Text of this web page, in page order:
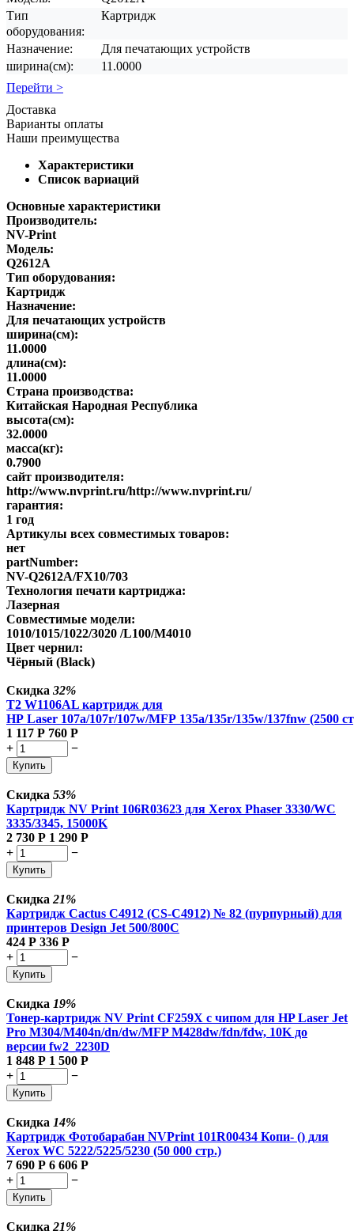
Тип
оборудования:
Картридж
Назначение:
Для печатающих устройств
ширина(см):
11.0000
Перейти >
Доставка
Варианты оплаты
Наши преимущества
Характеристики
Список вариаций
Основные характеристики
Производитель:
NV-Print
Модель:
Q2612A
Тип оборудования:
Картридж
Назначение:
Для печатающих устройств
ширина(см):
11.0000
длина(см):
11.0000
Страна производства:
Китайская Народная Республика
высота(см):
32.0000
масса(кг):
0.7900
сайт производителя:
http://www.nvprint.ru/http://www.nvprint.ru/
гарантия:
1 год
Артикулы всех совместимых товаров:
нет
partNumber:
NV-Q2612A/FX10/703
Технология печати картриджа:
Лазерная
Совместимые модели:
1010/1015/1022/3020 /L100/M4010
Цвет чернил:
Чёрный (Black)
Скидка 32%
T2 W1106AL картридж для
HP Laser 107a/107r/107w/MFP 135a/135r/135w/137fnw (2500
1 117 Р 760 Р
+
−
Купить
Скидка 53%
Картридж NV Print 106R03623 для Xerox Phaser 3330/WC
3335/3345, 15000K
2 730 Р 1 290 Р
+
−
Купить
Скидка 21%
Картридж Cactus C4912 (CS-C4912) № 82 (пурпурный) для
принтеров Design Jet 500/800C
424 Р 336 Р
+
−
Купить
Скидка 19%
Тонер-картридж NV Print CF259X с чипом для HP Laser Jet
Pro M304/M404n/dn/dw/MFP M428dw/fdn/fdw, 10K до
версии fw2_2230D
1 848 Р 1 500 Р
+
−
Купить
Скидка 14%
Картридж Фотобарабан NVPrint 101R00434 Копи- () для
Xerox WC 5222/5225/5230 (50 000 стр.)
7 690 Р 6 606 Р
+
−
Купить
Скидка 21%